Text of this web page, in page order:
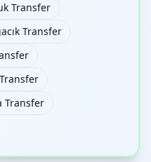
Transfer
Transfer
Transfer